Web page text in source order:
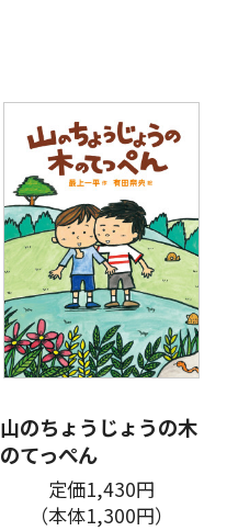
山のちょうじょうの木
のてっぺん
定価1,430円
（本体1,300円）